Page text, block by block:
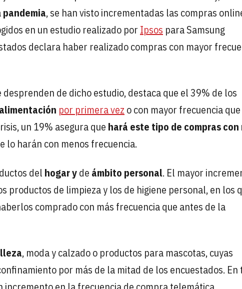
pandemia, se han visto incrementadas las compras
en un estudio realizado por Ipsos para Samsung
declara haber realizado compras con mayor
de dicho estudio, destaca que el 39% de los
alimentación por primera vez o con mayor frecuencia
un 19% asegura que hará este tipo de compras con
lo harán con menos frecuencia.
del hogar yde ámbito personal. El mayor
productos de limpieza y los de higiene personal, en los
comprado con más frecuencia que antes de la
, moda y calzado o productos para mascotas, cuyas
por más de la mitad de los encuestados. En